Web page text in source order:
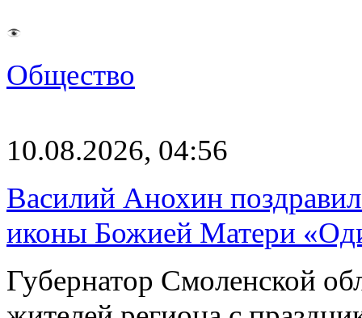
Общество
10.08.2026, 04:56
Василий Анохин
иконы Божией Матери
Губернатор Смоленской